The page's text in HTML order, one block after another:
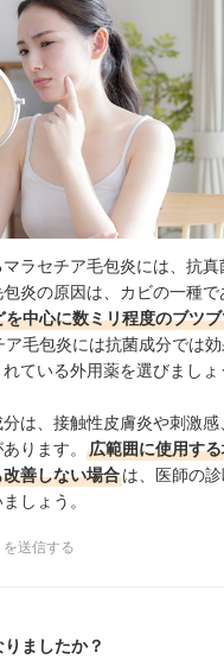
ラセチア毛包炎には、抗
炎の原因は、カビの一種
を中心に数ミリ程度のブツ
ア毛包炎には抗菌成分では
ている外用薬を選びましょ
は、接触性皮膚炎や刺激
ります。
広範囲に使用す
善しない場合は、医師の
しょう。
送信する
ましたか？